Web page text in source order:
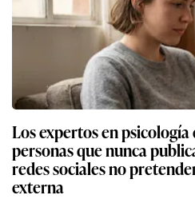
Los expertos en
personas que nunca
redes sociales no
externa